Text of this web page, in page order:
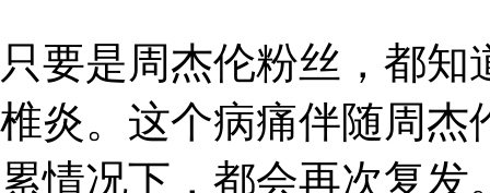
只要是周杰伦粉丝，都
椎炎。这个病痛伴随周杰
累情况下，都会再次复